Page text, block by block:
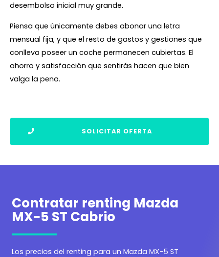
desembolso inicial muy grande.
Piensa que únicamente debes abonar una letra
mensual fija, y que el resto de gastos y gestiones que
conlleva poseer un coche permanecen cubiertas. El
ahorro y satisfacción que sentirás hacen que bien
valga la pena.
SOLICITAR OFERTA
Contratar renting Mazda
MX-5 ST Cabrio
Los precios del renting para un Mazda MX-5 ST